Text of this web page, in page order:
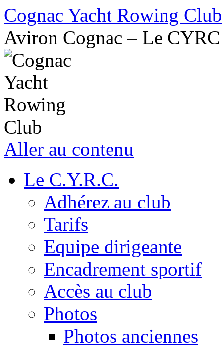
Cognac Yacht Rowing Club
Aviron Cognac – Le CYRC
Aller au contenu
Le C.Y.R.C.
Adhérez au club
Tarifs
Equipe dirigeante
Encadrement sportif
Accès au club
Photos
Photos anciennes